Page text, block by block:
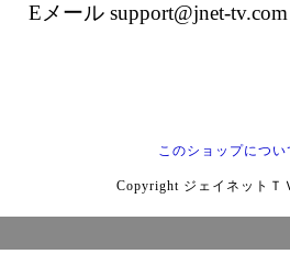
Eメール support@jnet-tv.com
このショップについ
Copyright ジェイネットＴ